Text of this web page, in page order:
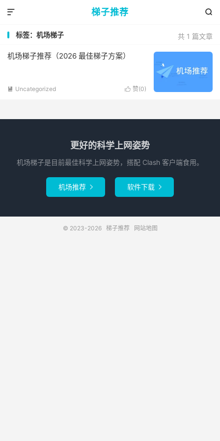
梯子推荐 

共 1 篇文章
标签：机场梯子
机场梯子推荐（2026 最佳梯子方案）
 赞(0)
 Uncategorized
更好的科学上网姿势
机场梯子是目前最佳科学上网姿势，搭配 Clash 客户端食用。
机场推荐  软件下载 
© 2023-2026 梯子推荐 网站地图